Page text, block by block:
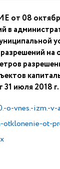
08
в
на
31 июля 2018
o-vnes.-izm.-v-
otklonenie-ot-